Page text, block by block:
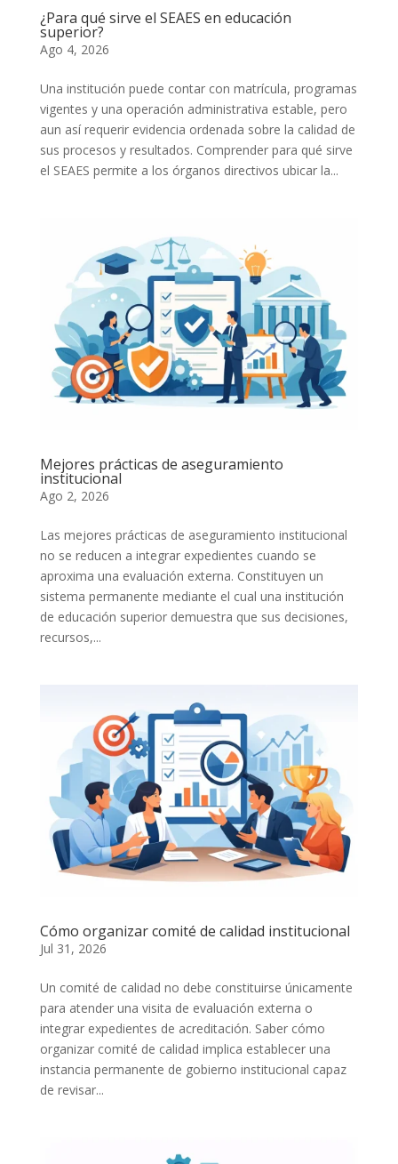
¿Para qué sirve el SEAES en educación
superior?
Ago 4, 2026
Una institución puede contar con matrícula, programas
vigentes y una operación administrativa estable, pero
aun así requerir evidencia ordenada sobre la calidad de
sus procesos y resultados. Comprender para qué sirve
el SEAES permite a los órganos directivos ubicar la...
Mejores prácticas de aseguramiento
institucional
Ago 2, 2026
Las mejores prácticas de aseguramiento institucional
no se reducen a integrar expedientes cuando se
aproxima una evaluación externa. Constituyen un
sistema permanente mediante el cual una institución
de educación superior demuestra que sus decisiones,
recursos,...
Cómo organizar comité de calidad institucional
Jul 31, 2026
Un comité de calidad no debe constituirse únicamente
para atender una visita de evaluación externa o
integrar expedientes de acreditación. Saber cómo
organizar comité de calidad implica establecer una
instancia permanente de gobierno institucional capaz
de revisar...